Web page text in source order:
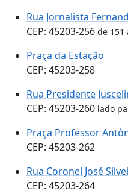
Rua Jornalista
CEP: 45203-256 de 151
Praça da Estação
CEP: 45203-258
Rua Presidente
CEP: 45203-260 lado
Praça Professor
CEP: 45203-262
Rua Coronel José
CEP: 45203-264